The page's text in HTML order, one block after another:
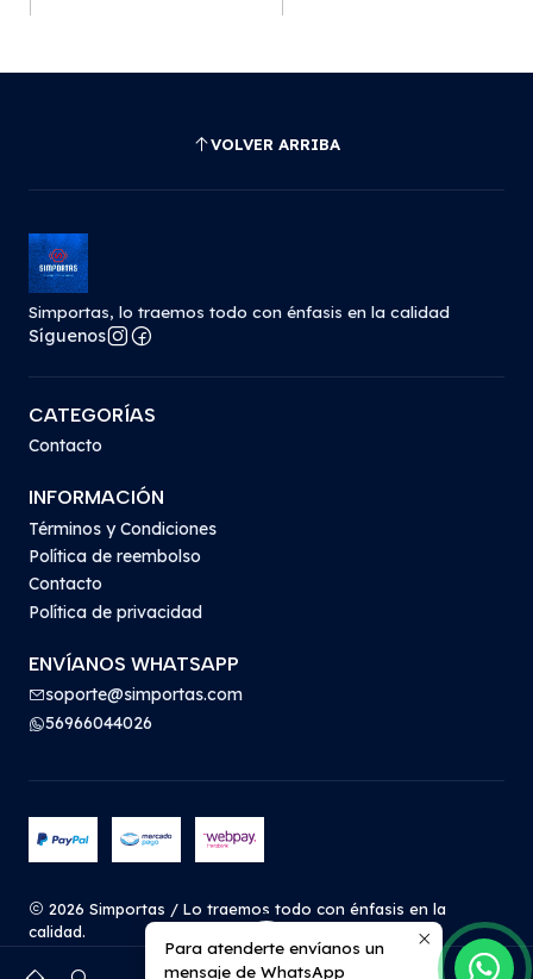
0
VOLVER ARRIBA
Simportas, lo traemos todo con énfasis en la calidad
Síguenos
CATEGORÍAS
Contacto
INFORMACIÓN
Términos y Condiciones
Política de reembolso
Contacto
Política de privacidad
ENVÍANOS WHATSAPP
soporte@simportas.com
56966044026
2026 Simportas / Lo traemos todo con énfasis en la
calidad.
Todos los derechos reservados.Desarrollado por
Para atenderte envíanos un
mensaje de WhatsApp